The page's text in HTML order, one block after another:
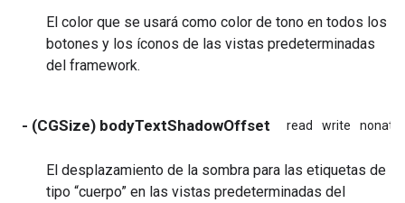
El color que se usará como color de tono en todos los
botones y los íconos de las vistas predeterminadas
del framework.
- (CGSize) bodyTextShadowOffset read write
El desplazamiento de la sombra para las etiquetas de
tipo “cuerpo” en las vistas predeterminadas del